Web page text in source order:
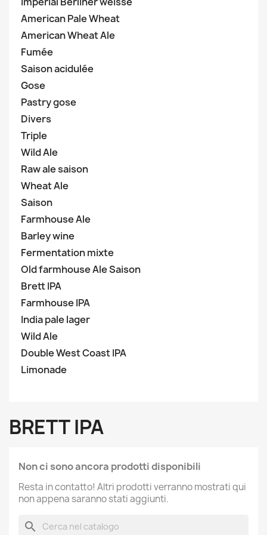
American Pale Wheat
American Wheat Ale
Fumée
Saison acidulée
Gose
Pastry gose
Divers
Triple
Wild Ale
Raw ale saison
Wheat Ale
Saison
Farmhouse Ale
Barley wine
Fermentation mixte
Old farmhouse Ale Saison
Brett IPA
Farmhouse IPA
India pale lager
Wild Ale
Double West Coast IPA
Limonade
BRETT IPA
Non ci sono ancora prodotti disponibili
Resta in contatto! Altri prodotti verranno mostrati qui
non appena saranno stati aggiunti.
search